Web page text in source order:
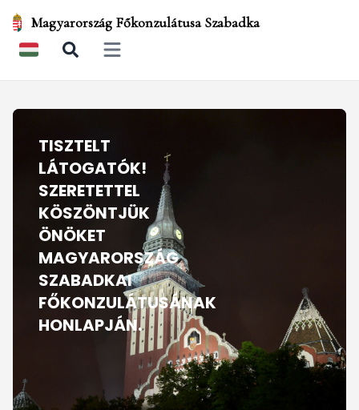
Magyarország Főkonzulátusa Szabadka
Open main menu
TISZTELT
LÁTOGATÓK!
SZERETETTEL
KÖSZÖNTJÜK
ÖNÖKET
MAGYARORSZÁG
SZABADKAI
FŐKONZULÁTUSÁNAK
HONLAPJÁN.